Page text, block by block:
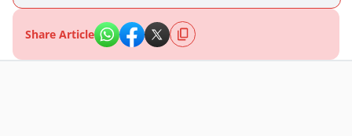
Share Article